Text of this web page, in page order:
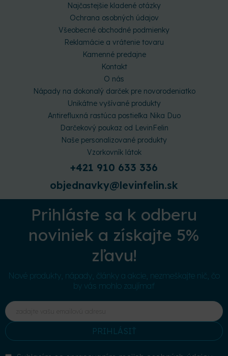
Najčastejšie kladené otázky
Ochrana osobných údajov
Všeobecné obchodné podmienky
Reklamácie a vrátenie tovaru
Kamenné predajne
Kontakt
O nás
Nápady na dokonalý darček pre novorodeniatko
Unikátne vyšívané produkty
Antirefluxná rastúca postieľka Nika Duo
Darčekový poukaz od LevinFelin
Naše personalizované produkty
Vzorkovník látok
+421 910 633 336
objednavky@levinfelin.sk
Prihláste sa k odberu
noviniek a získajte 5%
zľavu!
Nové produkty, nápady, články a akcie, nezmeškajte nič, čo
by vás mohlo zaujímať
PRIHLÁSIŤ